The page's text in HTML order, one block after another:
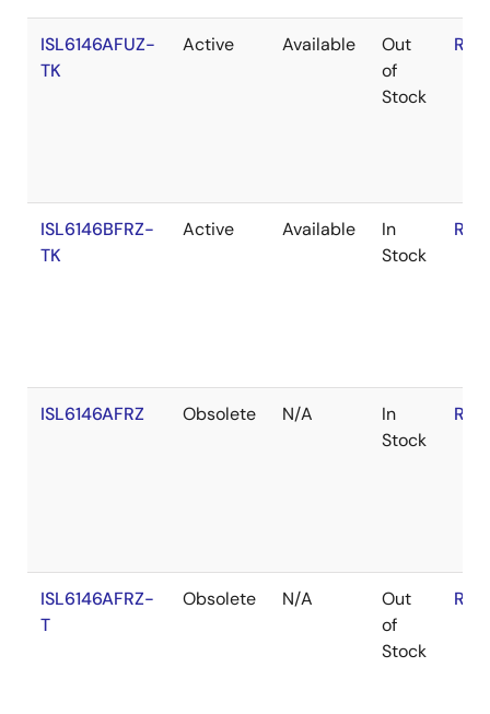
ISL6146AFUZ-
TK
Active Available
Out
of
Stock
ISL6146BFRZ-
TK
Active Available
In
Stock
ISL6146AFRZ Obsolete N/A
In
Stock
ISL6146AFRZ-
T
Obsolete N/A
Out
of
Stock